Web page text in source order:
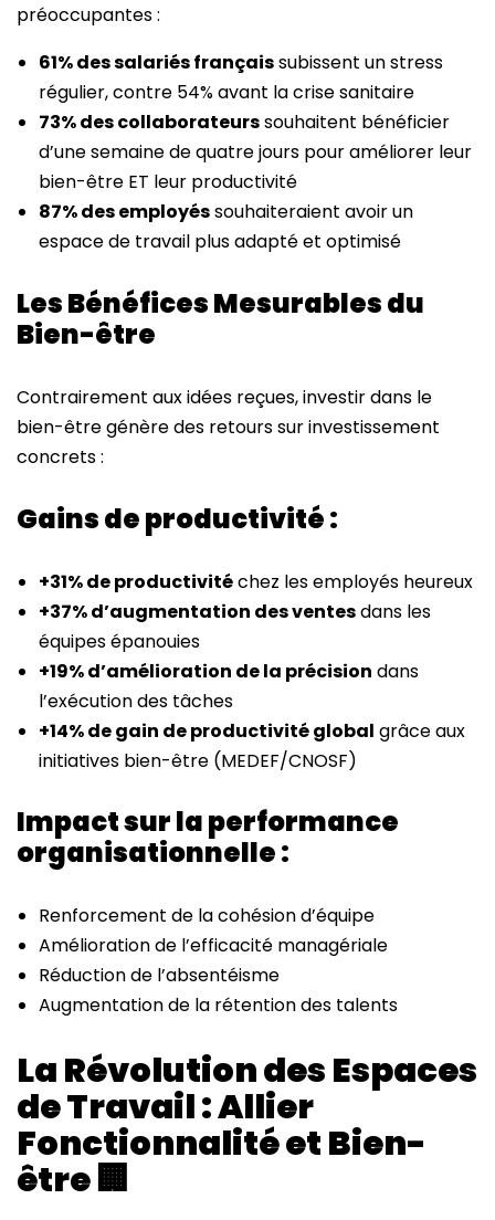
préoccupantes :
61% des salariés françaissubissent un stress
régulier, contre 54% avant la crise sanitaire
73% des collaborateurssouhaitent bénéficier
d’une semaine de quatre jours pour améliorer leur
bien-être ET leur productivité
87% des employéssouhaiteraient avoir un
espace de travail plus adapté et optimisé
Les Bénéfices Mesurables du
Bien-être
Contrairement aux idées reçues, investir dans le
bien-être génère des retours sur investissement
concrets :
Gains de productivité :
+31% de productivitéchez les employés heureux
+37% d’augmentation des ventesdans les
équipes épanouies
+19% d’amélioration de la précision dans
l’exécution des tâches
+14% de gain de productivité global grâce aux
initiatives bien-être (MEDEF/CNOSF)
Impact sur la performance
organisationnelle :
Renforcement de la cohésion d’équipe
Amélioration de l’efficacité managériale
Réduction de l’absentéisme
Augmentation de la rétention des talents
La Révolution des Espaces
de Travail : Allier
Fonctionnalité et Bien-
être🏢